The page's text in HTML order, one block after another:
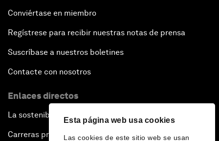
Esta página web usa cookies
Las cookies de este sitio web se usan
Conviértase en miembro
Regístrese para recibir nuestras notas de prensa
Suscríbase a nuestros boletines
Contacte con nosotros
Enlaces directos
La sostenibilidad en el Foro
Carreras profesionales